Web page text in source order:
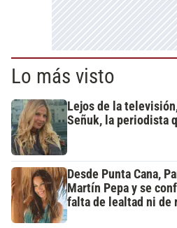
Lo más visto
Lejos de la
Señuk, la periodista
Desde Punta Cana,
Martín Pepa y se
falta de lealtad ni de